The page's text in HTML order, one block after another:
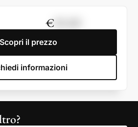
€
Scopri il prezzo
informazioni